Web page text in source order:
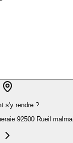
s'y rendre ?
92500 Rueil